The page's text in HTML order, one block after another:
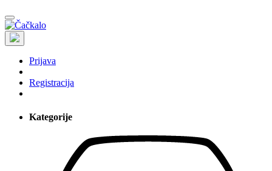
Prijava
Registracija
Kategorije